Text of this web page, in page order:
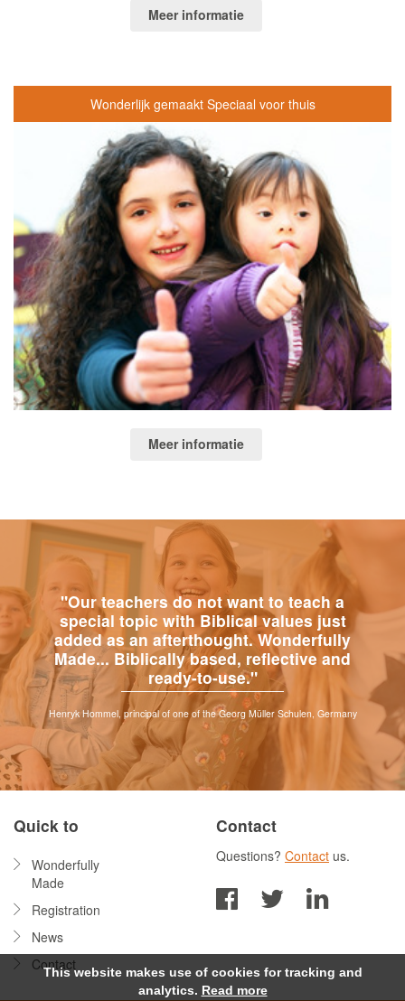
Meer informatie
Wonderlijk gemaakt Speciaal voor thuis
Meer informatie
"Our teachers do not want to teach a
special topic with Biblical values just
added as an afterthought. Wonderfully
Made... Biblically based, reflective and
ready-to-use."
Henryk Hommel, principal of one of the Georg Müller Schulen, Germany
Quick to
Wonderfully
Made
Registration
News
Contact
Contact
Questions? Contact us.
This website makes use of cookies for tracking and
analytics. Read more